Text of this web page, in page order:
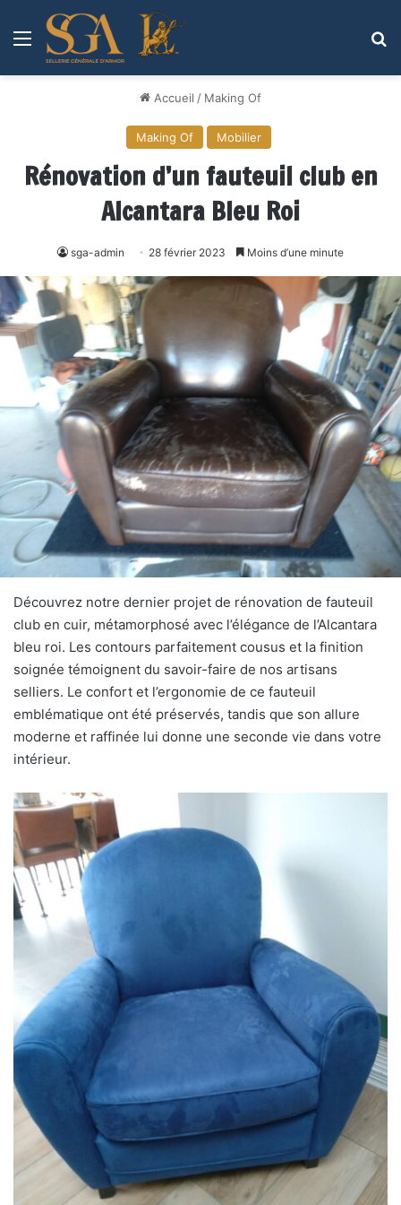
Menu
Accueil / Making Of
Making Of Mobilier
Rénovation d’un fauteuil club en
Alcantara Bleu Roi
sga-admin 28 février 2023 Moins d’une minute
Découvrez notre dernier projet de rénovation de fauteuil
club en cuir, métamorphosé avec l’élégance de l’Alcantara
bleu roi. Les contours parfaitement cousus et la finition
soignée témoignent du savoir-faire de nos artisans
selliers. Le confort et l’ergonomie de ce fauteuil
emblématique ont été préservés, tandis que son allure
moderne et raffinée lui donne une seconde vie dans votre
intérieur.